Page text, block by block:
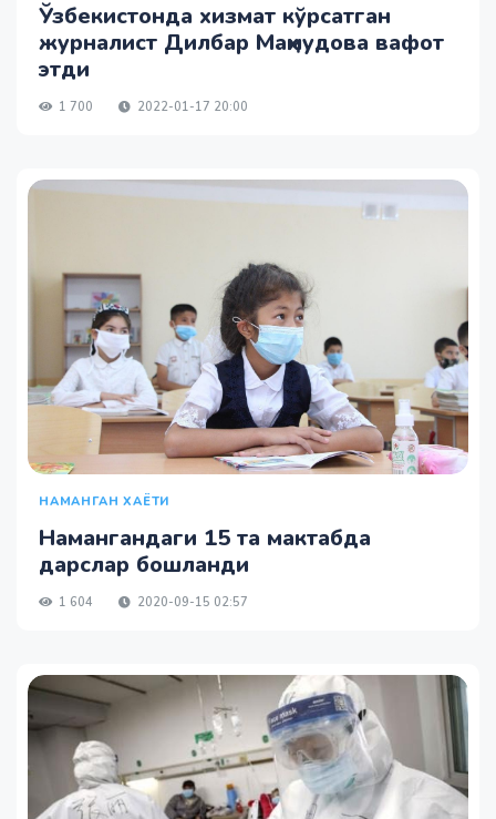
Ўзбекистонда хизмат кўрсатган
журналист Дилбар Маҳмудова вафот
этди
1 700 2022-01-17 20:00
НАМАНГАН ХАЁТИ
Намангандаги 15 та мактабда
дарслар бошланди
1 604 2020-09-15 02:57